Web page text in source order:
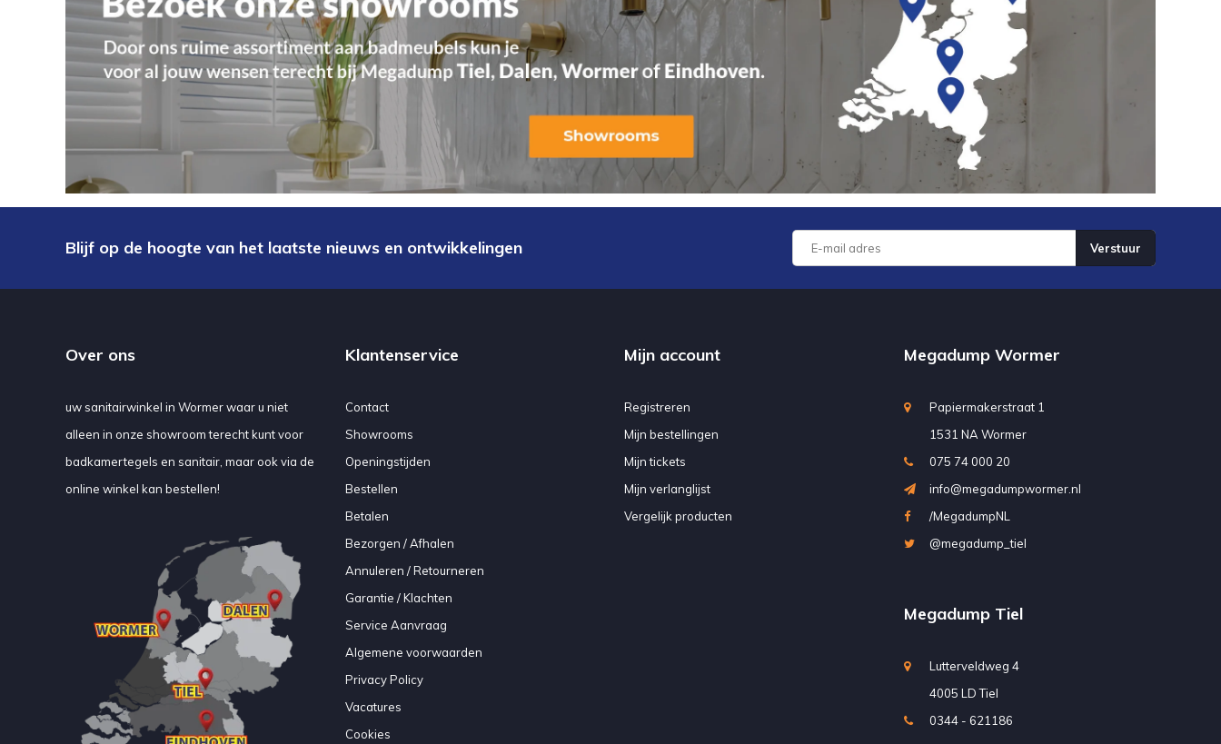
Blijf op de hoogte van het laatste nieuws en ontwikkelingen Verstuur
Over ons
uw sanitairwinkel in Wormer waar u niet
alleen in onze showroom terecht kunt voor
badkamertegels en sanitair, maar ook via de
online winkel kan bestellen!
Klantenservice
Contact
Showrooms
Openingstijden
Bestellen
Betalen
Bezorgen / Afhalen
Annuleren / Retourneren
Garantie / Klachten
Service Aanvraag
Algemene voorwaarden
Privacy Policy
Vacatures
Cookies
Mijn account
Registreren
Mijn bestellingen
Mijn tickets
Mijn verlanglijst
Vergelijk producten
Megadump Wormer
Papiermakerstraat 1
1531 NA Wormer
075 74 000 20
info@megadumpwormer.nl
/MegadumpNL
@megadump_tiel
Megadump Tiel
Lutterveldweg 4
4005 LD Tiel
0344 - 621186